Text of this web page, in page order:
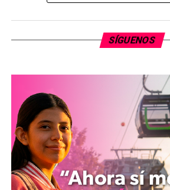
y esfuerzo hacen una diferencia en la
mantener la confianza en sus
La coordinadora parlamentaria de
Ciudadano indicó que existe un
dignificación del magisterio,
mejores condiciones laborales,
capacitación continua y espacios
permitan a las y los docentes
SÍGUENOS